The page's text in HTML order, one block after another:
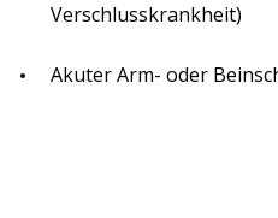
Verschlusskrankheit)
Akuter Arm- oder